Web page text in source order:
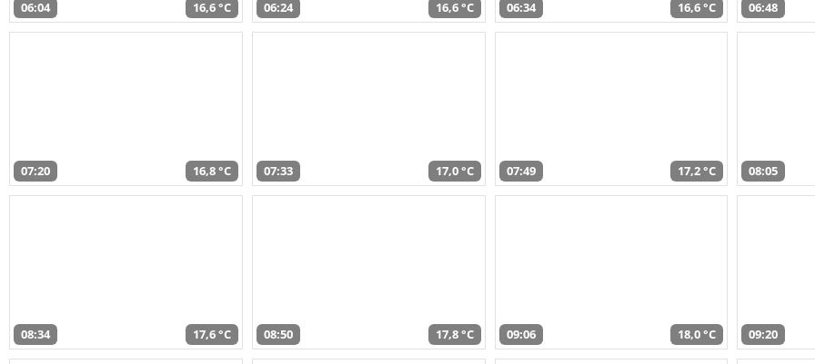
06:04 16,6 °C 06:24 16,6 °C 06:34 16,6 °C 06:48
07:20 16,8 °C 07:33 17,0 °C 07:49 17,2 °C 08:05
08:34 17,6 °C 08:50 17,8 °C 09:06 18,0 °C 09:20